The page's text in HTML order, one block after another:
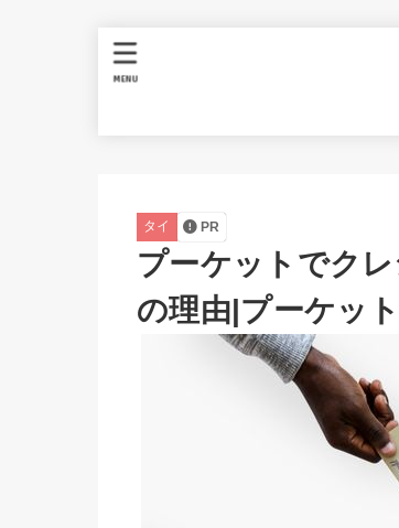
MENU
タイ PR
プーケットでク
の理由|プーケッ